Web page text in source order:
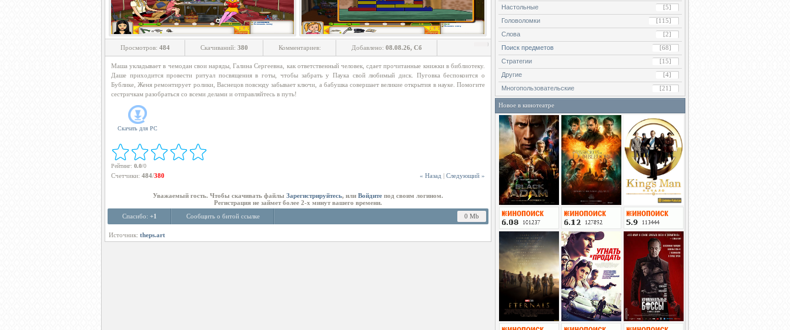
Просмотров: 484 Скачиваний: 380 Комментариев: Добавлено: 08.08.26, Сб
Маша укладывает в чемодан свои наряды, Галина Сергеевна, как ответственный человек, сдает прочитанные книжки в библиотеку.
Даше приходится провести ритуал посвящения в готы, чтобы забрать у Паука свой любимый диск. Пуговка беспокоится о
Бублике, Женя ремонтирует ролики, Васнецов повсюду забывает ключи, а бабушка совершает великие открытия в науке. Помогите
сестричкам разобраться со всеми делами и отправляйтесь в путь!
Скачать для PC
Рейтинг: 0.0/0
« Назад | Следующий »
Счетчики: 484/380
Уважаемый гость. Чтобы скачивать файлы Зарегистрируйтесь, или Войдите под своим логином.
Регистрация не займет более 2-х минут вашего времени.
Спасибо: +1 Сообщить о битой ссылке 0 Mb
Источник: theps.art
Настольные [5]
Головоломки [115]
Слова [2]
Поиск предметов [68]
Стратегии [15]
Другие [4]
Многопользовательские [21]
Новое в кинотеатре